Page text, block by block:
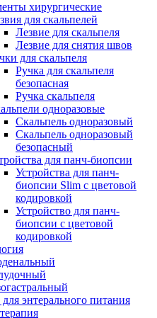
хирургические
для скальпелей
Лезвие для скальпеля
Лезвие для снятия швов
для скальпеля
Ручка для скальпеля
безопасная
Ручка скальпеля
одноразовые
Скальпель одноразовый
Скальпель одноразовый
безопасный
для панч-биопсии
Устройства для панч-
биопсии Slim с цветовой
кодировкой
Устройство для панч-
биопсии с цветовой
кодировкой
энтерального питания